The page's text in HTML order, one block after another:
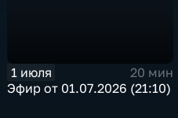
1 июля
20 мин
Эфир от 01.07.2026 (21:10)